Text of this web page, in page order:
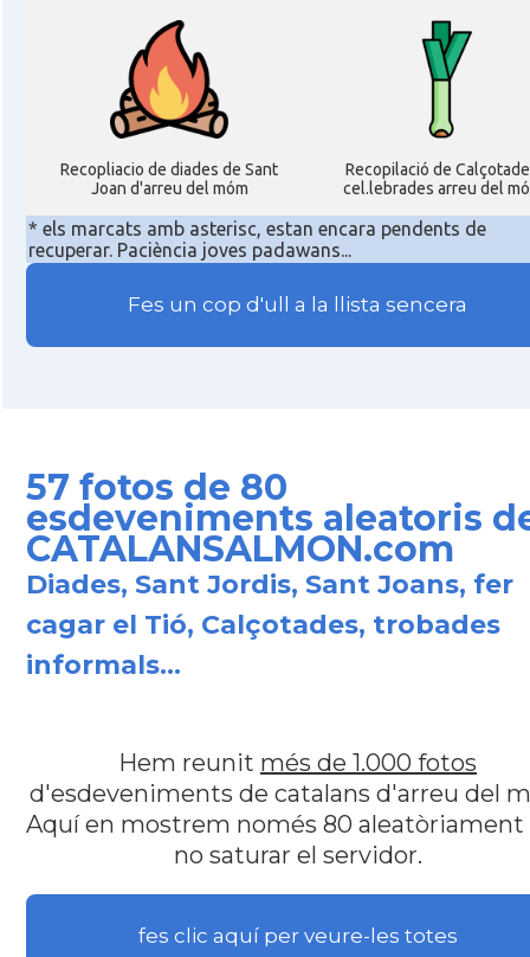
Recopliacio de diades de Sant
Joan d'arreu del móm
Recopilació de
cel.lebrades arreu del
* els marcats amb asterisc, estan encara pendents de
recuperar. Paciència joves padawans...
Fes un cop d'ull a la llista sencera
57 fotos de 80
esdeveniments aleatoris
CATALANSALMON.com
Diades, Sant Jordis, Sant Joans, fer
cagar el Tió, Calçotades, trobades
informals...
Hem reunit més de 1.000 fotos
d'esdeveniments de catalans d'arreu del
Aquí en mostrem només 80 aleatòriament
no saturar el servidor.
fes clic aquí per veure-les totes